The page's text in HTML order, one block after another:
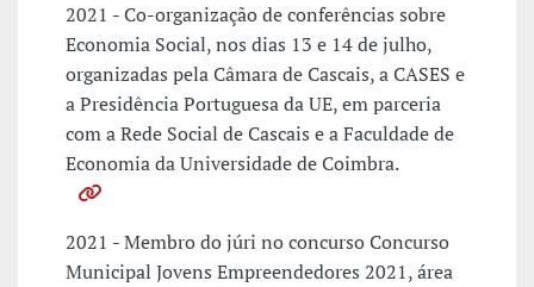
2021 - Co-organização de conferências sobre
Economia Social, nos dias 13 e 14 de julho,
organizadas pela Câmara de Cascais, a CASES e
a Presidência Portuguesa da UE, em parceria
com a Rede Social de Cascais e a Faculdade de
Economia da Universidade de Coimbra.
2021 - Membro do júri no concurso Concurso
Municipal Jovens Empreendedores 2021, área